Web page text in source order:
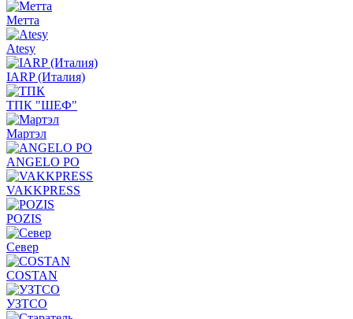
Метта
Atesy
IARP (Италия)
ТПК "ШЕФ"
Мартэл
ANGELO PO
VAKKPRESS
POZIS
Север
COSTAN
УЗТСО